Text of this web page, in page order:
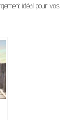
idéal pour vos